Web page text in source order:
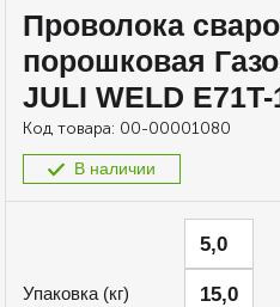
Проволока
порошковая
JULI WELD E71T-
Код товара: 00-00001080
В наличии
Упаковка (кг)
5,0
15,0